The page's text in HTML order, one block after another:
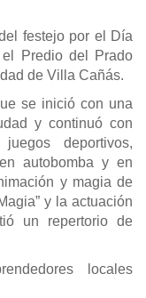
festejo por el Día
Predio del Prado
de Villa Cañás.
se inició con una
y continuó con
deportivos,
autobomba y en
y magia de
y la actuación
un repertorio de
locales